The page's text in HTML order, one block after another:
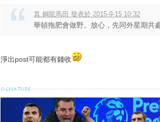
真.鋼龍馬田 發表於 2015-9-15 10:32
華頓拖肥會做野。放心，先同外星期共
淨出post可能都有錢收